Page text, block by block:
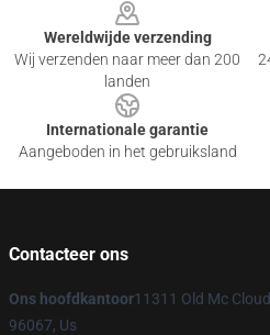
Wereldwijde verzending
Wij verzenden naar meer dan 200
landen
Internationale garantie
Aangeboden in het gebruiksland
Contacteer ons
Ons hoofdkantoor11311 Old Mc
96067, Us